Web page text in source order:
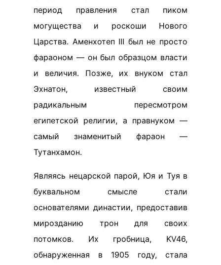
период правления стал пиком
могущества и роскоши Нового
Царства. Аменхотеп III был не просто
фараоном — он был образцом власти
и величия. Позже, их внуком стал
Эхнатон, известный своим
радикальным пересмотром
египетской религии, а правнуком —
самый знаменитый фараон —
Тутанхамон.
Являясь нецарской парой, Юя и Туя в
буквальном смысле стали
основателями династии, предоставив
мирозданию трон для своих
потомков. Их гробница, KV46,
обнаруженная в 1905 году, стала